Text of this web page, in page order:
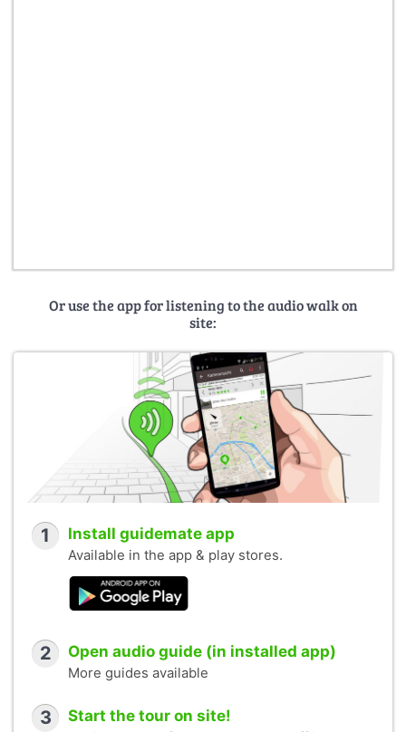
Or use the app for listening to the audio walk on
site:
1 Install guidemate app
Available in the app & play stores.
2 Open audio guide (in installed app)
More guides available
3 Start the tour on site!